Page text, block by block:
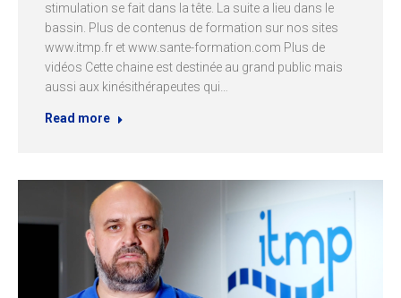
stimulation se fait dans la tête. La suite a lieu dans le
bassin. Plus de contenus de formation sur nos sites
www.itmp.fr et www.sante-formation.com Plus de
vidéos Cette chaine est destinée au grand public mais
aussi aux kinésithérapeutes qui…
Read more